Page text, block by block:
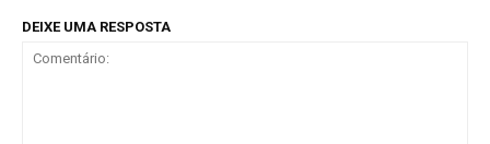
DEIXE UMA RESPOSTA